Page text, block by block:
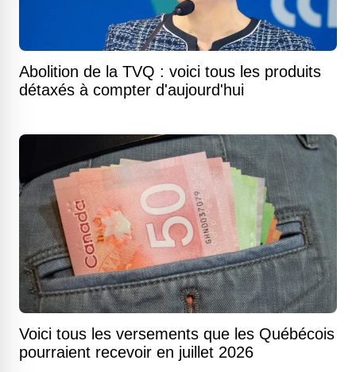
Abolition de la TVQ : voici tous les produits
détaxés à compter d'aujourd'hui
Voici tous les versements que les Québécois
pourraient recevoir en juillet 2026